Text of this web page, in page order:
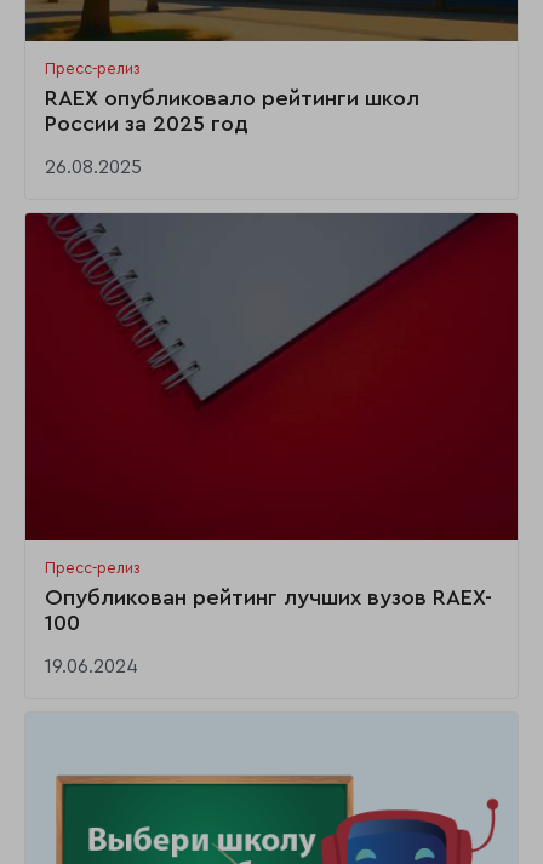
Пресс-релиз
RAEX опубликовало рейтинги школ
России за 2025 год
26.08.2025
Пресс-релиз
Опубликован рейтинг лучших вузов RAEX-
100
19.06.2024